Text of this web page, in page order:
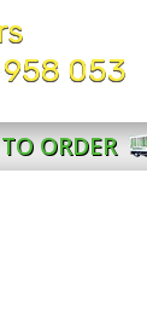
053
ORDER